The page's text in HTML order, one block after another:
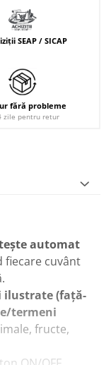
SEAP / SICAP
fără probleme
zile pentru retur
automat
fiecare cuvânt
ilustrate (faţă-
termeni
fructe,